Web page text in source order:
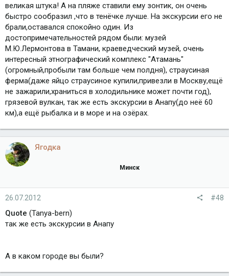
великая штука! А на пляже ставили ему зонтик, он очень
быстро сообразил ,что в тенёчке лучше. На экскурсии его не
брали,оставался спокойно один. Из
достопримечательностей рядом были: музей
М.Ю.Лермонтова в Тамани, краеведческий музей, очень
интересный этнографический комплекс "Атамань"
(огромный,пробыли там больше чем полдня), страусиная
ферма(даже яйцо страусиное купили,привезли в Москву,ещё
не зажарили,храниться в холодильнике может почти год),
грязевой вулкан, так же есть экскурсии в Анапу(до неё 60
км),а ещё рыбалка и в море и на озёрах.
Ягодка
Минск
26.07.2012 #48
Quote (Tanya-bern)
так же есть экскурсии в Анапу
А в каком городе вы были?